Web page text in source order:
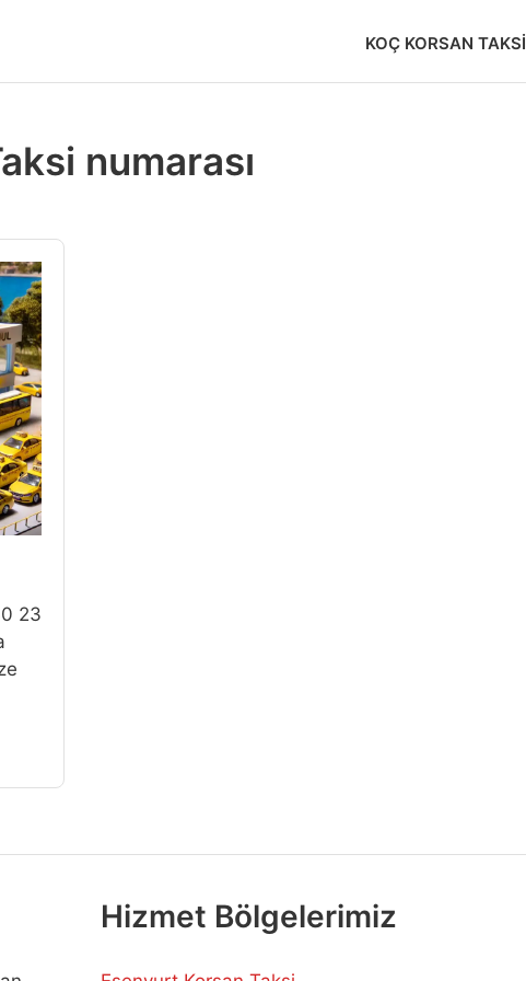
KOÇ KORSAN TAKSI
numarası
23
Hizmet Bölgelerimiz